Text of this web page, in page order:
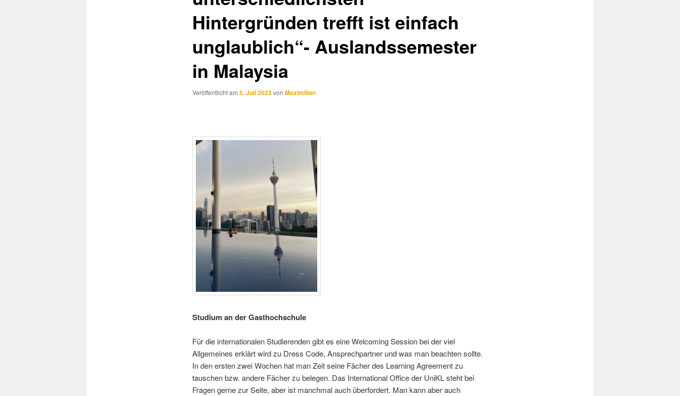
Hintergründen trefft ist einfach
unglaublich“- Auslandssemester
in Malaysia
Veröffentlicht am 5. Juli 2023von Maximilian
Studium an der Gasthochschule
Für die internationalen Studierenden gibt es eine Welcoming Session bei der viel
Allgemeines erklärt wird zu Dress Code, Ansprechpartner und was man beachten sollte.
In den ersten zwei Wochen hat man Zeit seine Fächer des Learning Agreement zu
tauschen bzw. andere Fächer zu belegen. Das International Office der UniKL steht bei
Fragen gerne zur Seite, aber ist manchmal auch überfordert. Man kann aber auch